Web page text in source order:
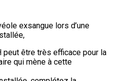
exsangue lors d’une
peut être très efficace pour la
qui mène à cette